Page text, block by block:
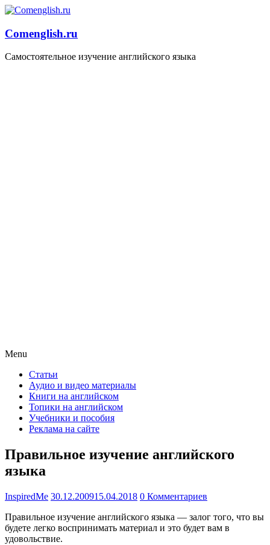
Comenglish.ru
Самостоятельное изучение английского языка
Menu
Статьи
Аудио и видео материалы
Книги на английском
Топики на английском
Учебники и пособия
Реклама на сайте
Правильное изучение английского
языка
InspiredMe 30.12.200915.04.2018 0 Комментариев
Правильное изучение английского языка — залог того, что вы
будете легко воспринимать материал и это будет вам в
удовольствие.